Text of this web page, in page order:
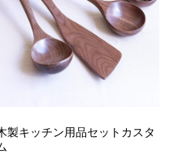
製キッチン用品セットカスタ